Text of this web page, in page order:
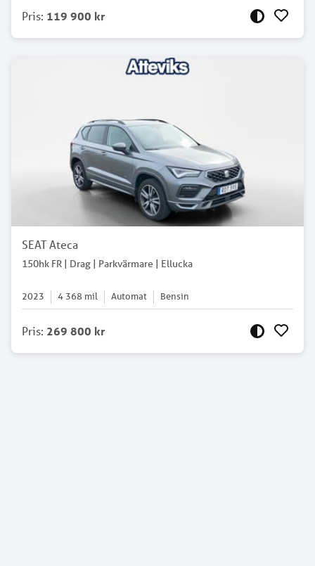
Pris: 119 900 kr
SEAT Ateca
150hk FR | Drag | Parkvärmare | Ellucka
2023 4 368 mil Automat Bensin
Pris: 269 800 kr